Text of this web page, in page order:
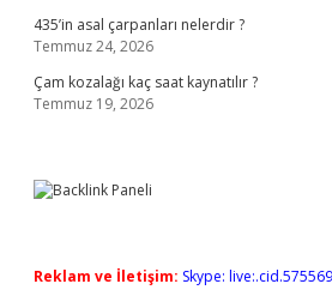
435’in asal çarpanları nelerdir ?
Temmuz 24, 2026
Çam kozalağı kaç saat kaynatılır ?
Temmuz 19, 2026
Reklam ve İletişim: Skype: